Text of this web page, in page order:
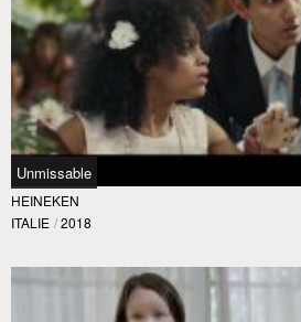
Unmissable
HEINEKEN
ITALIE / 2018